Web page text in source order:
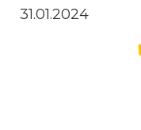
31.01.2024